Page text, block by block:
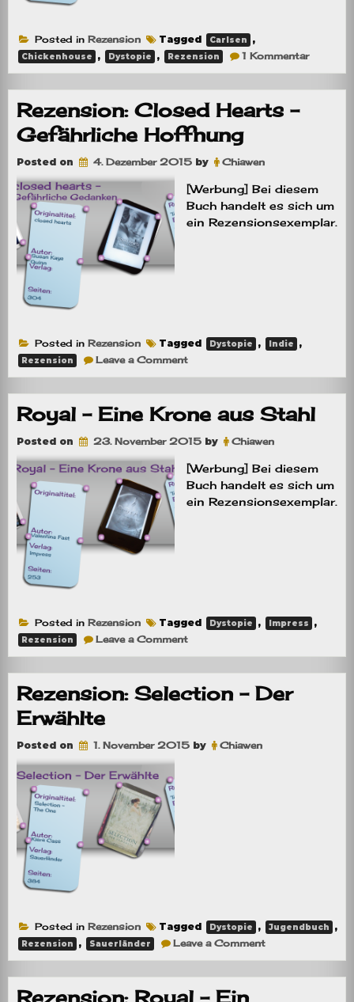
Posted in Rezension Tagged Carlsen ,
Chickenhouse , Dystopie , Rezension 1 Kommentarzu
Verity
heißt
Rezension: Closed Hearts –
Gefährliche Hoffnung
Posted on 4. Dezember 2015 by Chiawen
[Werbung] Bei diesem
Buch handelt es sich um
ein Rezensionsexemplar.
Posted in Rezension Tagged Dystopie , Indie ,
Rezension Leave a Commenton
Closed
Hearts
Gefährliche
Royal – Eine Krone aus Stahl
Posted on 23. November 2015 by Chiawen
[Werbung] Bei diesem
Buch handelt es sich um
ein Rezensionsexemplar.
Posted in Rezension Tagged Dystopie , Impress ,
Rezension Leave a Commenton
–
Eine
Krone
aus
Rezension: Selection – Der
Erwählte
Posted on 1. November 2015 by Chiawen
Posted in Rezension Tagged Dystopie , Jugendbuch ,
Rezension , Sauerländer Leave a Commenton
Selection
–
Rezension: Royal – Ein